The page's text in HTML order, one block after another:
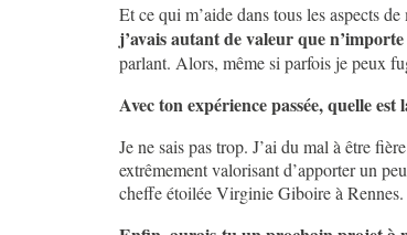
Et ce qui m’aide dans tous les aspects
j’avais autant de valeur que
parlant. Alors, même si parfois je peux
Avec ton expérience passée, quelle
Je ne sais pas trop. J’ai du mal à être
extrêmement valorisant d’apporter un
cheffe étoilée Virginie Giboire à Rennes.